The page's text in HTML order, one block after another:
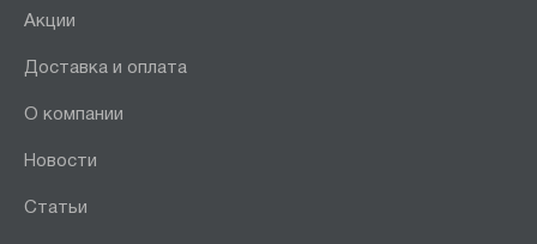
Акции
Доставка и оплата
О компании
Новости
Статьи